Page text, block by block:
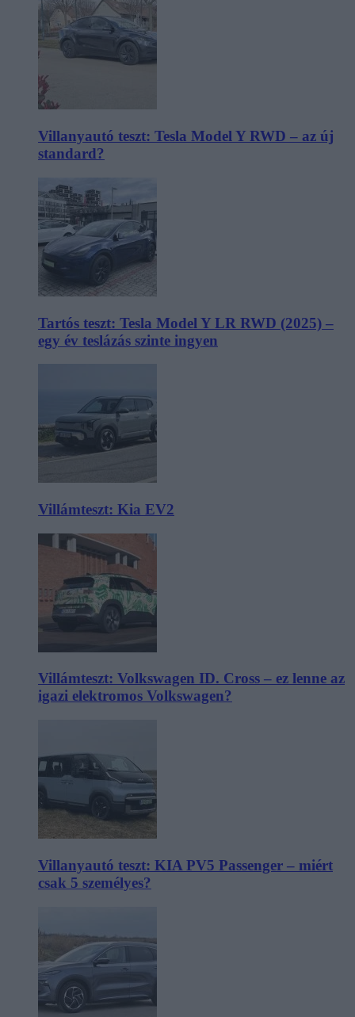
Villanyautó teszt: Tesla Model Y RWD – az új
standard?
Tartós teszt: Tesla Model Y LR RWD (2025) –
egy év teslázás szinte ingyen
Villámteszt: Kia EV2
Villámteszt: Volkswagen ID. Cross – ez lenne az
igazi elektromos Volkswagen?
Villanyautó teszt: KIA PV5 Passenger – miért
csak 5 személyes?